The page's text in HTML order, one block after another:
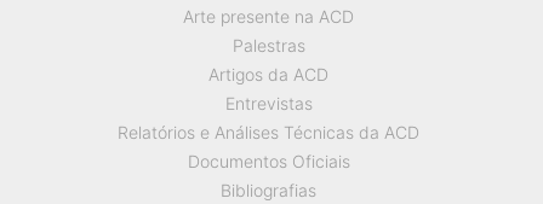
Arte presente na ACD
Palestras
Artigos da ACD
Entrevistas
Relatórios e Análises Técnicas da ACD
Documentos Oficiais
Bibliografias